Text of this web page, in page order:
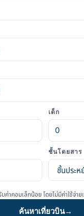
เด็ก
ชั้นโดยสาร
ค่าคอมเล็กน้อย โดยไม่มีค่าใช้จ่า
ค้นหาเที่ยวบิน→